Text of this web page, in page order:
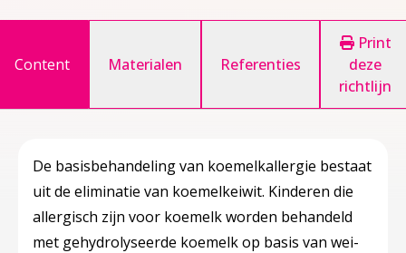
Content Materialen Referenties
Print
deze
richtlijn
De basisbehandeling van koemelkallergie bestaat
uit de eliminatie van koemelkeiwit. Kinderen die
allergisch zijn voor koemelk worden behandeld
met gehydrolyseerde koemelk op basis van wei-